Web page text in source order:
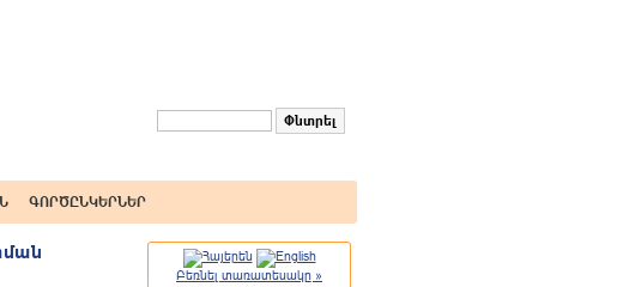
ԳՈՐԾԸՆԿԵՐՆԵՐ
Բեռնել տառատեսակը »